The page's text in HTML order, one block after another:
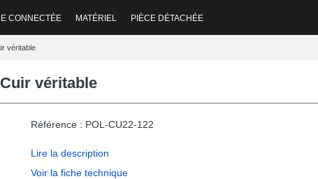
CONNECTÉE MATÉRIEL PIÈCE DÉTACHÉE
véritable
véritable
Référence : POL-CU22-122
Lire la description
Voir la fiche technique